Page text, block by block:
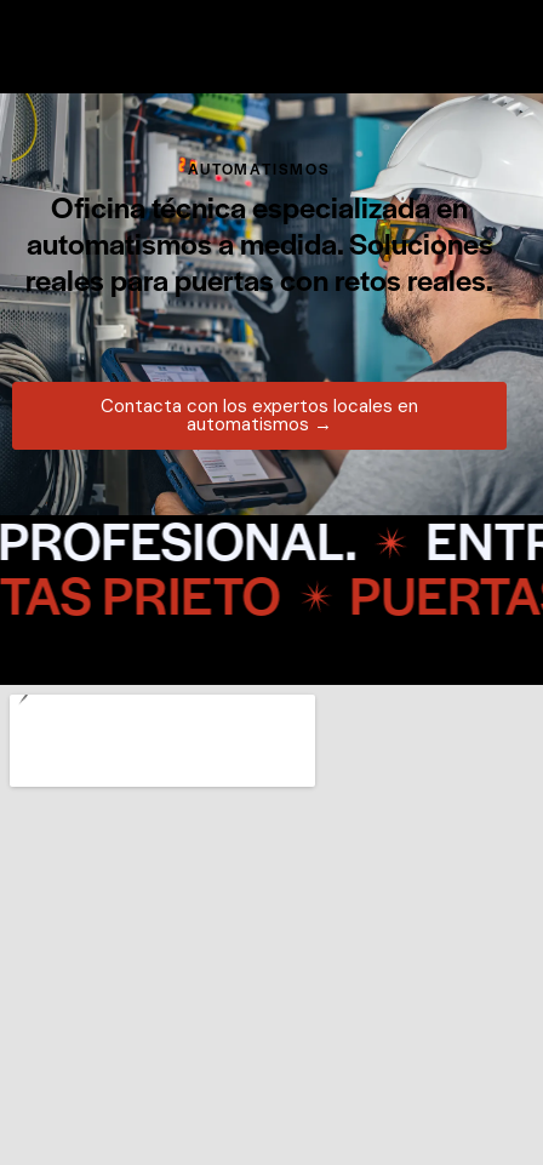
AUTOMATISMOS
Oficina técnica especializada en
automatismos a medida. Soluciones
reales para puertas con retos reales.
Contacta con los expertos locales en
automatismos →
ENTREGA
PUERTAS